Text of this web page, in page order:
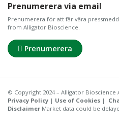
Prenumerera via email
Prenumerera för att får våra
from Alligator Bioscience.
Prenumerera
© Copyright 2024 – Alligator Bioscience
Privacy Policy | Use of Cookies |
Disclaimer Market data could be